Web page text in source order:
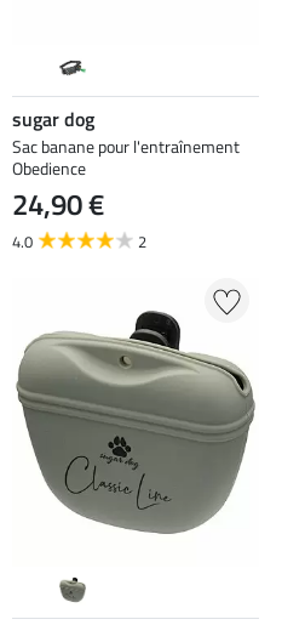
sugar dog
Sac banane pour l'entraînement
Obedience
24,90 €
4.0 2